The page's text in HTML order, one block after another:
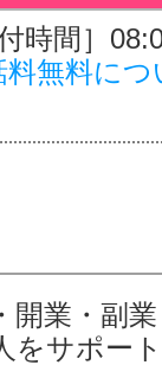
付時間］
料無料につ
開業・副
をサポー